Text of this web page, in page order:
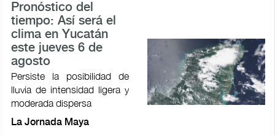
Pronóstico del
tiempo: Así será el
clima en Yucatán
este jueves 6 de
agosto
Persiste la posibilidad de
lluvia de intensidad ligera y
moderada dispersa
La Jornada Maya